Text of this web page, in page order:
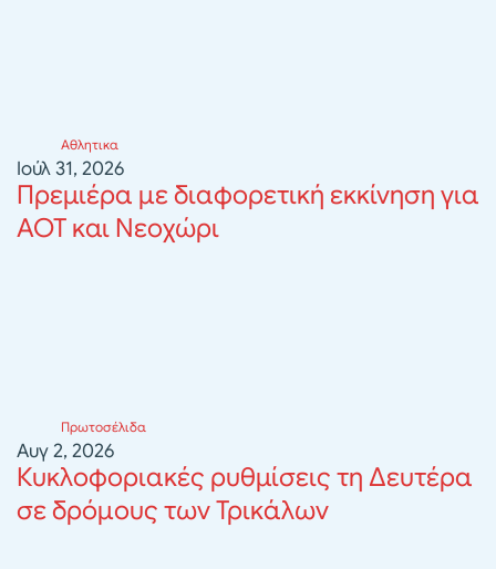
Αθλητικα
Ιούλ 31, 2026
Πρεμιέρα με διαφορετική εκκίνηση για
ΑΟΤ και Νεοχώρι
Πρωτοσέλιδα
Αυγ 2, 2026
Κυκλοφοριακές ρυθμίσεις τη Δευτέρα
σε δρόμους των Τρικάλων